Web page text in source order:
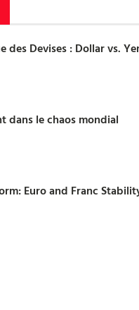
des Devises : Dollar vs.
dans le chaos mondial
Euro and Franc